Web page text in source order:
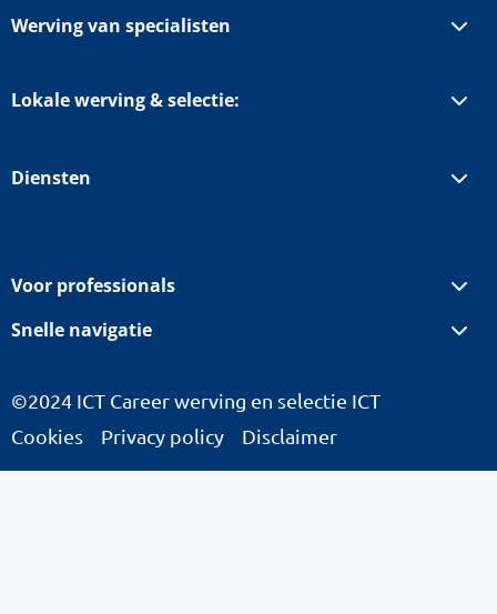
Werving van specialisten
Lokale werving & selectie:
Diensten
Voor professionals
Snelle navigatie
©2024 ICT Career werving en selectie ICT
Cookies
Privacy policy Disclaimer